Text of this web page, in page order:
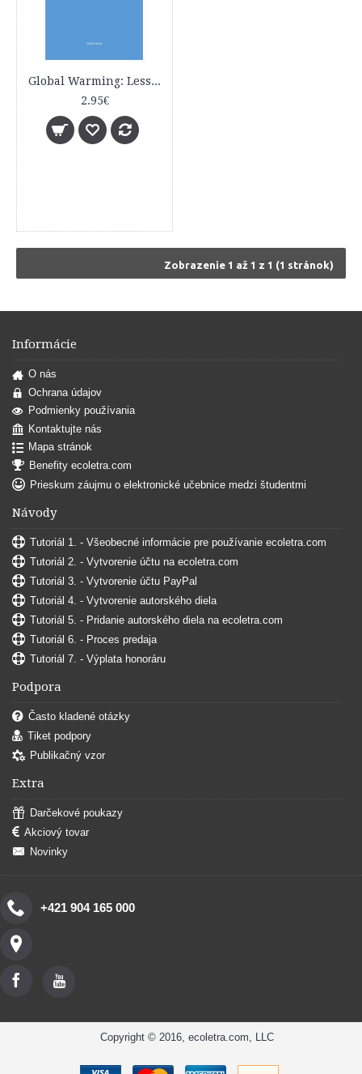
Global Warming: Less Science Than Politics
2.95€
Zobrazenie 1 až 1 z 1 (1 stránok)
Informácie
O nás
Ochrana údajov
Podmienky používania
Kontaktujte nás
Mapa stránok
Benefity ecoletra.com
Prieskum záujmu o elektronické učebnice medzi študentmi
Návody
Tutoriál 1. - Všeobecné informácie pre používanie ecoletra.com
Tutoriál 2. - Vytvorenie účtu na ecoletra.com
Tutoriál 3. - Vytvorenie účtu PayPal
Tutoriál 4. - Vytvorenie autorského diela
Tutoriál 5. - Pridanie autorského diela na ecoletra.com
Tutoriál 6. - Proces predaja
Tutoriál 7. - Výplata honoráru
Podpora
Často kladené otázky
Tiket podpory
Publikačný vzor
Extra
Darčekové poukazy
Akciový tovar
Novinky
+421 904 165 000
Copyright © 2016, ecoletra.com, LLC